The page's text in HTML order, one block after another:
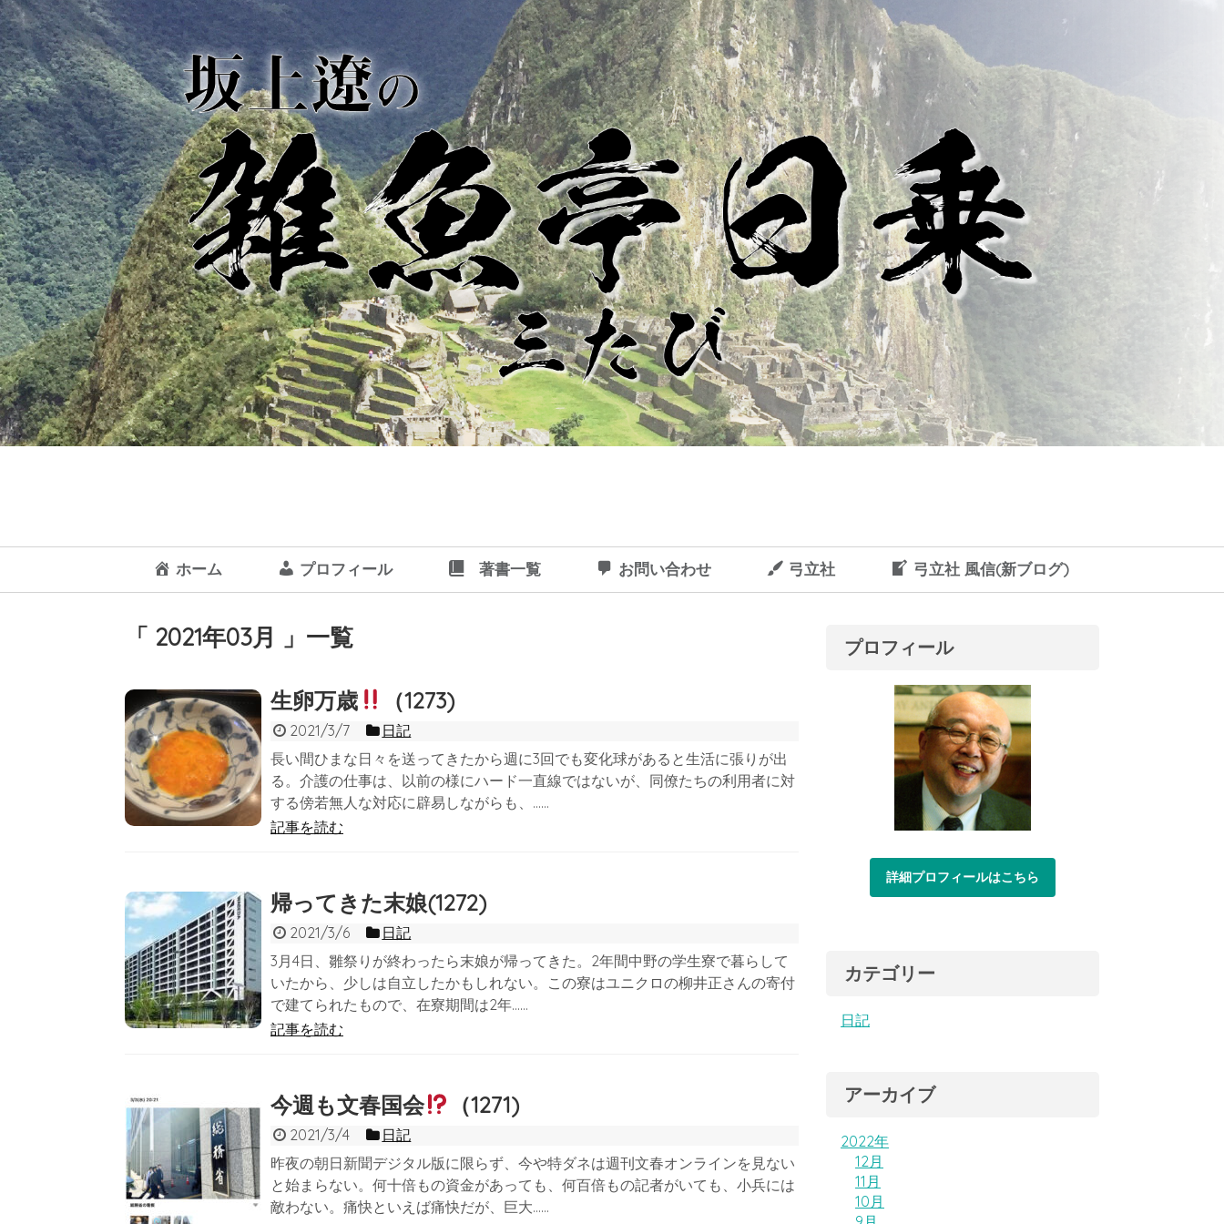
ホーム プロフィール 著書一覧 お問い合わせ 弓立社 弓立社 風信(新ブログ)
「 2021年03月 」一覧
生卵万歳 （1273)
2021/3/7
日記
長い間ひまな日々を送ってきたから週に3回でも変化球があると生活に張りが出
る。介護の仕事は、以前の様にハード一直線ではないが、同僚たちの利用者に対
する傍若無人な対応に辟易しながらも、……
記事を読む
帰ってきた末娘(1272)
2021/3/6
日記
3月4日、雛祭りが終わったら末娘が帰ってきた。2年間中野の学生寮で暮らして
いたから、少しは自立したかもしれない。この寮はユニクロの柳井正さんの寄付
で建てられたもので、在寮期間は2年……
記事を読む
今週も文春国会 （1271)
2021/3/4
日記
昨夜の朝日新聞デジタル版に限らず、今や特ダネは週刊文春オンラインを見ない
と始まらない。何十倍もの資金があっても、何百倍もの記者がいても、小兵には
敵わない。痛快といえば痛快だが、巨大……
プロフィール
詳細プロフィールはこちら
カテゴリー
日記
アーカイブ
2022年
12月
11月
10月